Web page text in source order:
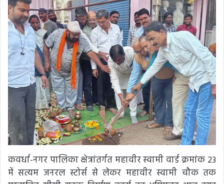
कवर्धा-नगर पालिका क्षेत्रांतर्गत महावीर स्वामी वार्ड क्रमांक 23
में सत्यम जनरल स्टोर्स से लेकर महावीर स्वामी चौक तक